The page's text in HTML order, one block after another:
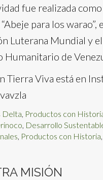
fue realizada
para los warao”,
Luterana Mundial y
Humanitario de
Tierra Viva está en
Delta Productos con
Desarrollo
Productos con Historia
MISIÓN